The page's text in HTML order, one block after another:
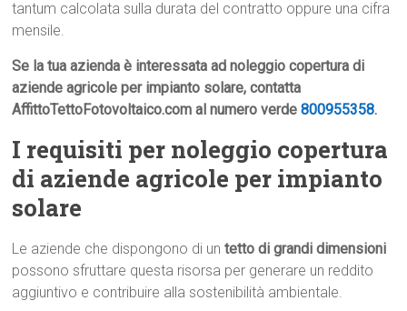
tantum calcolata sulla durata del contratto oppure una cifra
mensile.
Se la tua azienda è interessata ad noleggio copertura di
aziende agricole per impianto solare, contatta
AffittoTettoFotovoltaico.com al numero verde800955358.
I requisiti per noleggio copertura
di aziende agricole per impianto
solare
Le aziende che dispongono di untetto di grandi dimensioni
possono sfruttare questa risorsa per generare un reddito
aggiuntivo e contribuire alla sostenibilità ambientale.